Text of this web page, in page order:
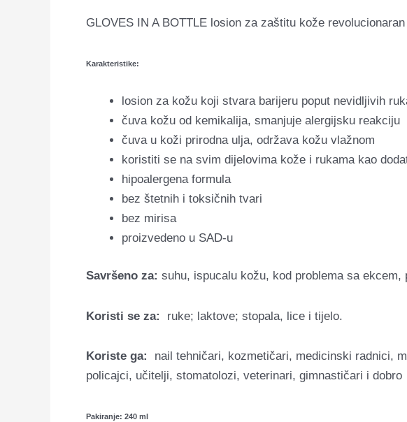
GLOVES IN A BOTTLE losion za zaštitu kože
Karakteristike:
losion za kožu koji stvara barijeru poput nevidljivih
čuva kožu od kemikalija, smanjuje alergijsku reakciju
čuva u koži prirodna ulja, održava kožu vlažnom
koristiti se na svim dijelovima kože i rukama kao
hipoalergena formula
bez štetnih i toksičnih tvari
bez mirisa
proizvedeno u SAD-u
Savršeno za: suhu, ispucalu kožu, kod problema sa ekcem,
Koristi se za: ruke; laktove; stopala, lice i tijelo.
Koriste ga:
nail tehničari, kozmetičari, medicinski radnici,
policajci, učitelji, stomatolozi, veterinari, gimnastičari i
Pakiranje: 240 ml